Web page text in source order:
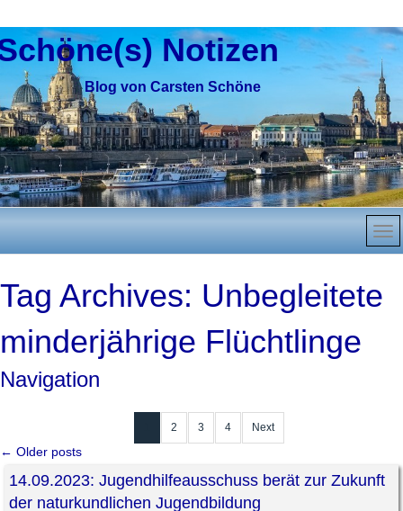
Blog von Carsten Schöne
Notizen
Tag Archives: Unbegleitete
minderjährige Flüchtlinge
Navigation
2 3 4 Next
← Older posts
14.09.2023: Jugendhilfeausschuss berät zur Zukunft
der naturkundlichen Jugendbildung